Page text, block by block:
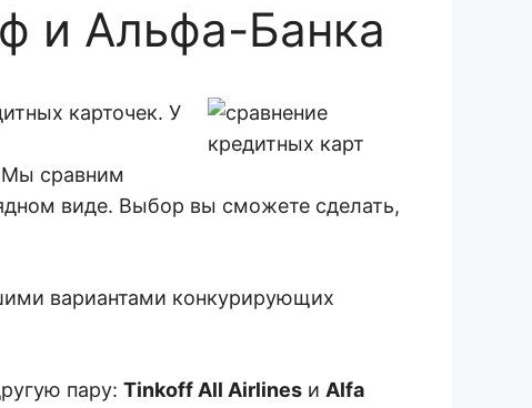
и Альфа-Банка
карточек. У
Мы сравним
виде. Выбор вы сможете сделать,
вариантами конкурирующих
пару: Tinkoff All Airlines и Alfa